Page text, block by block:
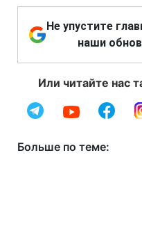
Не упустите
наши
Или читайте нас
Больше по теме: